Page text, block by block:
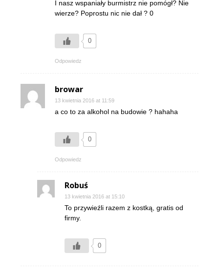
I nasz wspaniały burmistrz nie pomógł? Nie
wierze? Poprostu nic nie dał ? 0
0
Odpowiedz
browar
13 kwietnia 2016 at 11:59
a co to za alkohol na budowie ? hahaha
0
Odpowiedz
Robuś
13 kwietnia 2016 at 15:10
To przywieźli razem z kostką, gratis od
firmy.
0